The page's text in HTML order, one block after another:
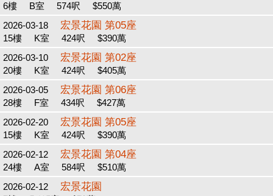
6樓 B室 574呎
$550萬
2026-03-18
宏景花園 第05座
15樓 K室 424呎
$390萬
2026-03-10
宏景花園 第02座
20樓 K室 424呎
$405萬
2026-03-05
宏景花園 第06座
28樓 F室 434呎
$427萬
2026-02-20
宏景花園 第05座
15樓 K室 424呎
$390萬
2026-02-12
宏景花園 第04座
24樓 A室 584呎
$510萬
2026-02-12
宏景花園